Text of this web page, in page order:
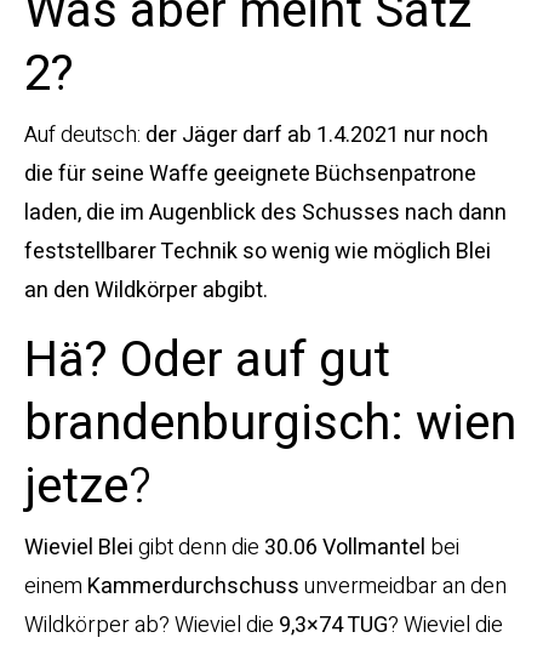
2?
Auf deutsch: der Jäger darf ab 1.4.2021 nur noch
die für seine Waffe geeignete Büchsenpatrone
laden, die im Augenblick des Schusses nach dann
feststellbarer Technik so wenig wie möglich Blei
an den Wildkörper abgibt.
Hä? Oder auf gut
brandenburgisch: wien
jetze?
Wieviel Bleigibt denn die 30.06 Vollmantel bei
einem Kammerdurchschussunvermeidbar an den
Wildkörper ab? Wieviel die 9,3×74 TUG? Wieviel die